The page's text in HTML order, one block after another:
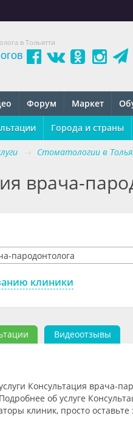
в Тольятти
Форум Маркет
Города и страны
→ Стоматологии в
врача-
пародонтолога
клиники
Видеоотзывы
Консультация врача-
об услуге
клиник, просто оставьте